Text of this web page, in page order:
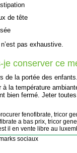
de tête
pas exhaustive.
je conserver ce
de la portée des
à la température
bien fermé. Jeter
fenofibrate, tricor
a bas prix, tricor
il en vente libre au
sociaux